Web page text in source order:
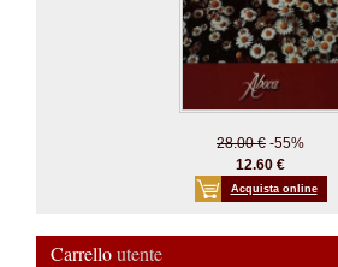
28.00 € -55%
12.60 €
Acquista online
Carrelloutente